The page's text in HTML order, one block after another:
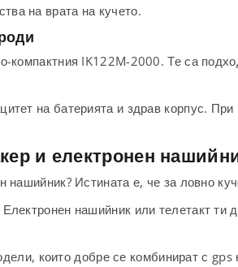
на врата на кучето.
IK122M-2000. Те са
на батерията и здрав корпус.
и електронен
Истината е, че за ловно
нашийник или телетакт ти
които добре се комбинират с